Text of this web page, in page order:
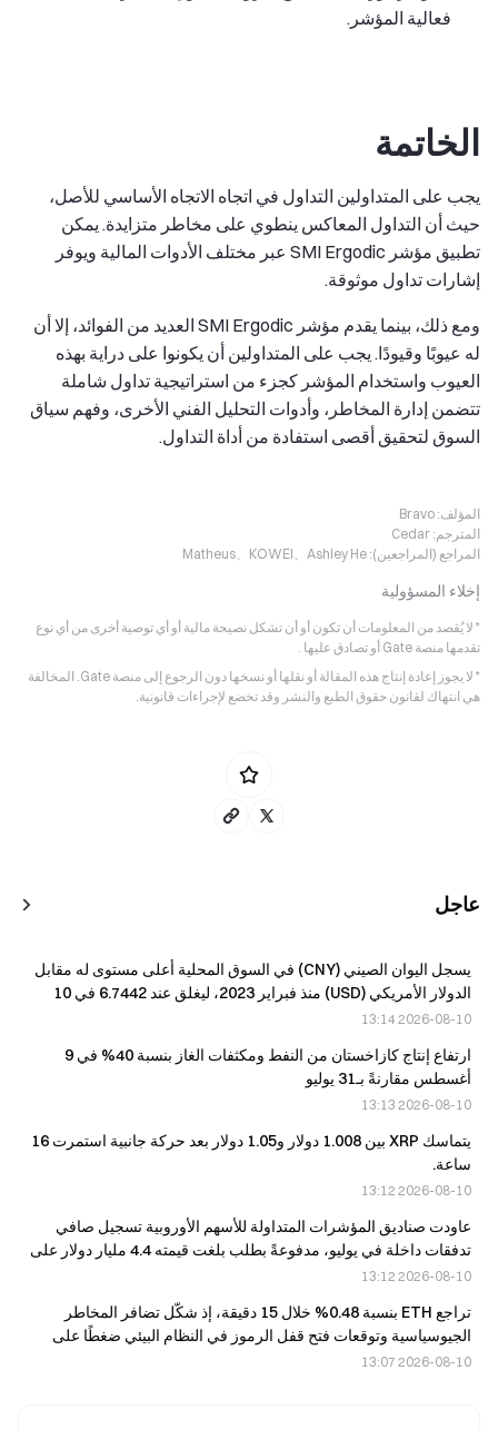
فعالية المؤشر.
الخاتمة
يجب على المتداولين التداول في اتجاه الاتجاه الأساسي للأصل،
حيث أن التداول المعاكس ينطوي على مخاطر متزايدة. يمكن
تطبيق مؤشر SMI Ergodic عبر مختلف الأدوات المالية ويوفر
إشارات تداول موثوقة.
ومع ذلك، بينما يقدم مؤشر SMI Ergodic العديد من الفوائد، إلا أن
له عيوبًا وقيودًا. يجب على المتداولين أن يكونوا على دراية بهذه
العيوب واستخدام المؤشر كجزء من استراتيجية تداول شاملة
تتضمن إدارة المخاطر، وأدوات التحليل الفني الأخرى، وفهم سياق
السوق لتحقيق أقصى استفادة من أداة التداول.
المؤلف: Bravo
المترجم: Cedar
المراجع (المراجعين): Matheus、KOWEI、Ashley He
إخلاء المسؤولية
* لا يُقصد من المعلومات أن تكون أو أن تشكل نصيحة مالية أو أي توصية أخرى من أي نوع
تقدمها منصة Gate أو تصادق عليها .
* لا يجوز إعادة إنتاج هذه المقالة أو نقلها أو نسخها دون الرجوع إلى منصة Gate. المخالفة
هي انتهاك لقانون حقوق الطبع والنشر وقد تخضع لإجراءات قانونية.
عاجل
يسجل اليوان الصيني (CNY) في السوق المحلية أعلى مستوى له مقابل
الدولار الأمريكي (USD) منذ فبراير 2023، ليغلق عند 6.7442 في 10
أغسطس.
2026-08-10 13:14
ارتفاع إنتاج كازاخستان من النفط ومكثفات الغاز بنسبة 40% في 9
أغسطس مقارنةً بـ31 يوليو
2026-08-10 13:13
يتماسك XRP بين 1.008 دولار و1.05 دولار بعد حركة جانبية استمرت 16
ساعة.
2026-08-10 13:12
عاودت صناديق المؤشرات المتداولة للأسهم الأوروبية تسجيل صافي
تدفقات داخلة في يوليو، مدفوعةً بطلب بلغت قيمته 4.4 مليار دولار على
منتجات BlackRock.
2026-08-10 13:12
تراجع ETH بنسبة 0.48% خلال 15 دقيقة، إذ شكّل تضافر المخاطر
الجيوسياسية وتوقعات فتح قفل الرموز في النظام البيئي ضغطًا على
المدى القصير.
2026-08-10 13:07